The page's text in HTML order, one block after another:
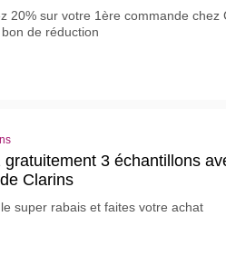
20% sur votre 1ère commande chez
de réduction
gratuitement 3 échantillons
Clarins
super rabais et faites votre achat